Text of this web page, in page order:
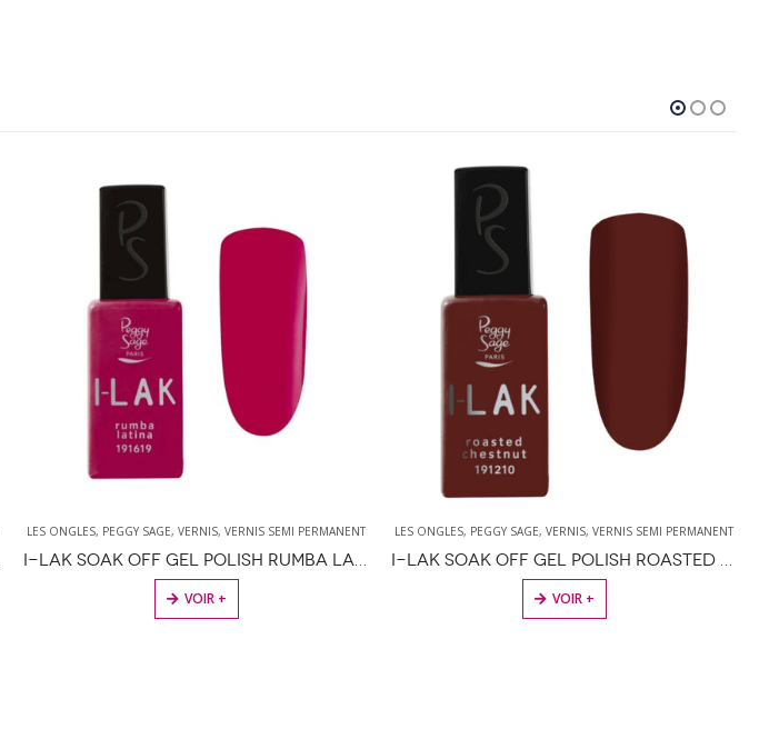
LES ONGLES, PEGGY SAGE, VERNIS, VERNIS SEMI PERMANENT
I-LAK SOAK OFF GEL POLISH RUMBA LATINA – 11ML
VOIR +
LES ONGLES, PEGGY SAGE, VERNIS, VERNIS SEMI PERMANENT
I-LAK SOAK OFF GEL POLISH ROASTED CHESTNUT 11ML
VOIR +